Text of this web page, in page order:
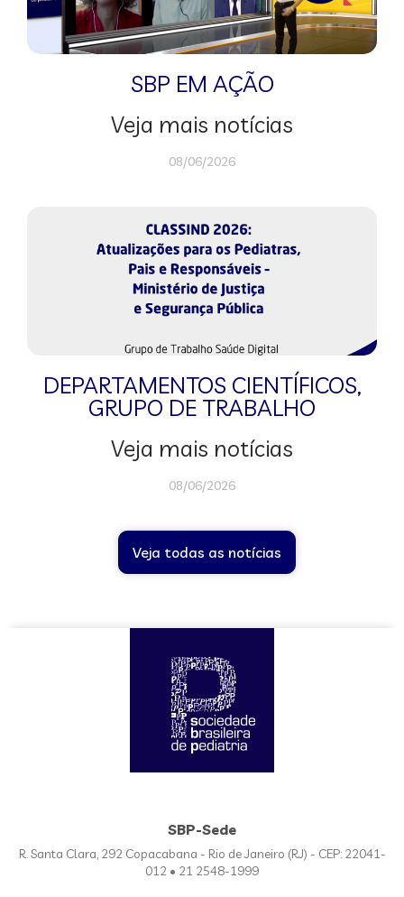
SBP EM AÇÃO
Veja mais notícias
08/06/2026
DEPARTAMENTOS CIENTÍFICOS,
GRUPO DE TRABALHO
Veja mais notícias
08/06/2026
Veja todas as notícias
SBP-Sede
R. Santa Clara, 292 Copacabana - Rio de Janeiro (RJ) - CEP: 22041-
012 • 21 2548-1999